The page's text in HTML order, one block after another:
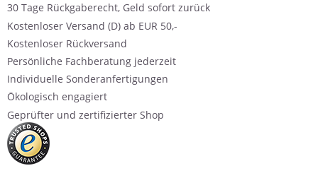
30 Tage Rückgaberecht, Geld sofort zurück
Kostenloser Versand (D) ab EUR 50,-
Kostenloser Rückversand
Persönliche Fachberatung jederzeit
Individuelle Sonderanfertigungen
Ökologisch engagiert
Geprüfter und zertifizierter Shop